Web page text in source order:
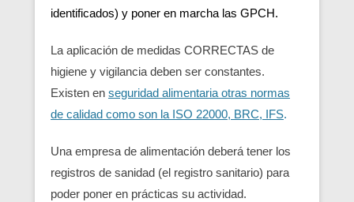
identificados) y poner en marcha las GPCH.
La aplicación de medidas CORRECTAS de
higiene y vigilancia deben ser constantes.
Existen en seguridad alimentaria otras normas
de calidad como son la ISO 22000, BRC, IFS.
Una empresa de alimentación deberá tener los
registros de sanidad (el registro sanitario) para
poder poner en prácticas su actividad.